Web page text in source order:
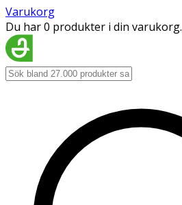
Varukorg
Du har 0 produkter i din varukorg.